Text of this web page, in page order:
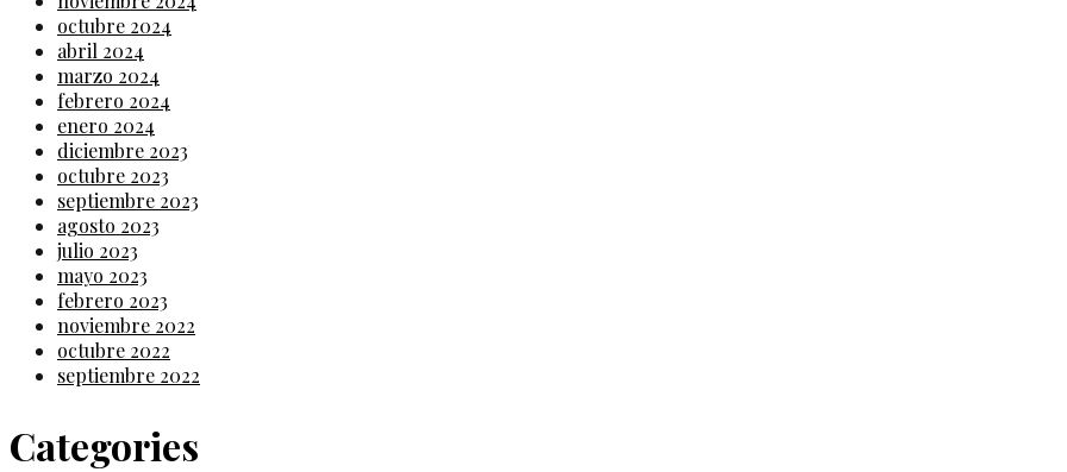
octubre 2024
abril 2024
marzo 2024
febrero 2024
enero 2024
diciembre 2023
octubre 2023
septiembre 2023
agosto 2023
julio 2023
mayo 2023
febrero 2023
noviembre 2022
octubre 2022
septiembre 2022
Categories